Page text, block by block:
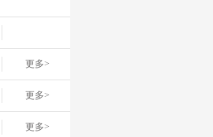
更多>
更多>
更多>